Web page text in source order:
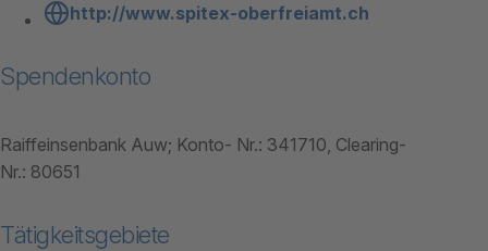
http://www.spitex-oberfreiamt.ch
Spendenkonto
Raiffeinsenbank Auw; Konto- Nr.: 341710, Clearing-
Nr.: 80651
Tätigkeitsgebiete